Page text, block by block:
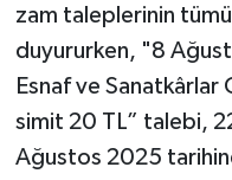
zam taleplerinin
duyururken, "8
Esnaf ve Sanatkârlar
simit 20 TL” talebi,
Ağustos 2025